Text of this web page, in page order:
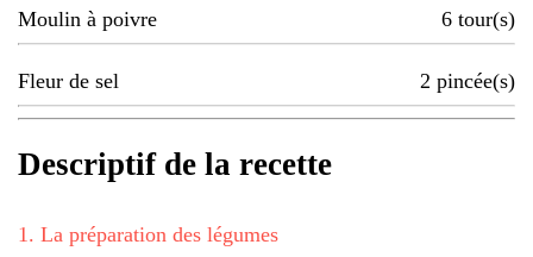
Moulin à poivre 6 tour(s)
Fleur de sel 2 pincée(s)
Descriptif de la recette
1 . La préparation des légumes